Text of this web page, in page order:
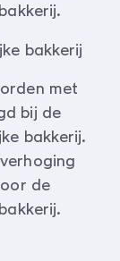
bakkerij
met
bij de
bakkerij.
de